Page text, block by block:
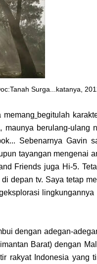
Surga...katanya,
memang begitulah
maunya berulang-ulang
Sebenarnya Gavin
tayangan mengenai
Friends juga Hi-5.
depan tv. Saya tetap
dengan adegan-
Barat) dengan
rakyat Indonesia yang